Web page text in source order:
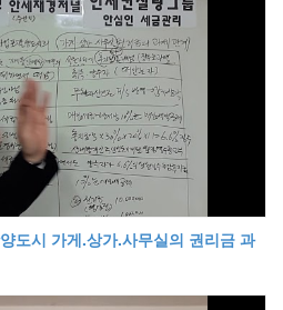
도시 가게.상가.사무실의 권리금 과